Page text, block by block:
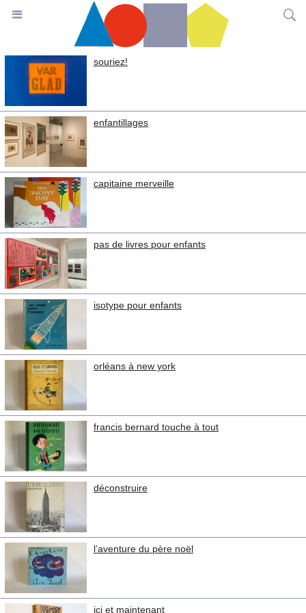
souriez!
enfantillages
capitaine merveille
pas de livres pour enfants
isotype pour enfants
orléans à new york
francis bernard touche à tout
déconstruire
l’aventure du père noël
ici et maintenant